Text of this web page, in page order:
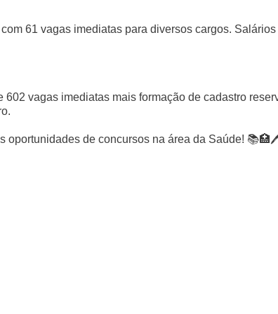
61 vagas imediatas para diversos cargos. Salários
vagas imediatas mais formação de cadastro
oportunidades de concursos na área da Saúde!